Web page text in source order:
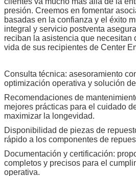
presión. Creemos en fomentar
basadas en la confianza y el éxito
integral y servicio postventa
reciban la asistencia que necesitan
vida de sus recipientes de Center
Consulta técnica: asesoramiento
optimización operativa y solución
Recomendaciones de
mejores prácticas para el cuidado
maximizar la longevidad.
Disponibilidad de piezas de
rápido a los componentes de
Documentación y certificación:
completos y precisos para el
operativa.